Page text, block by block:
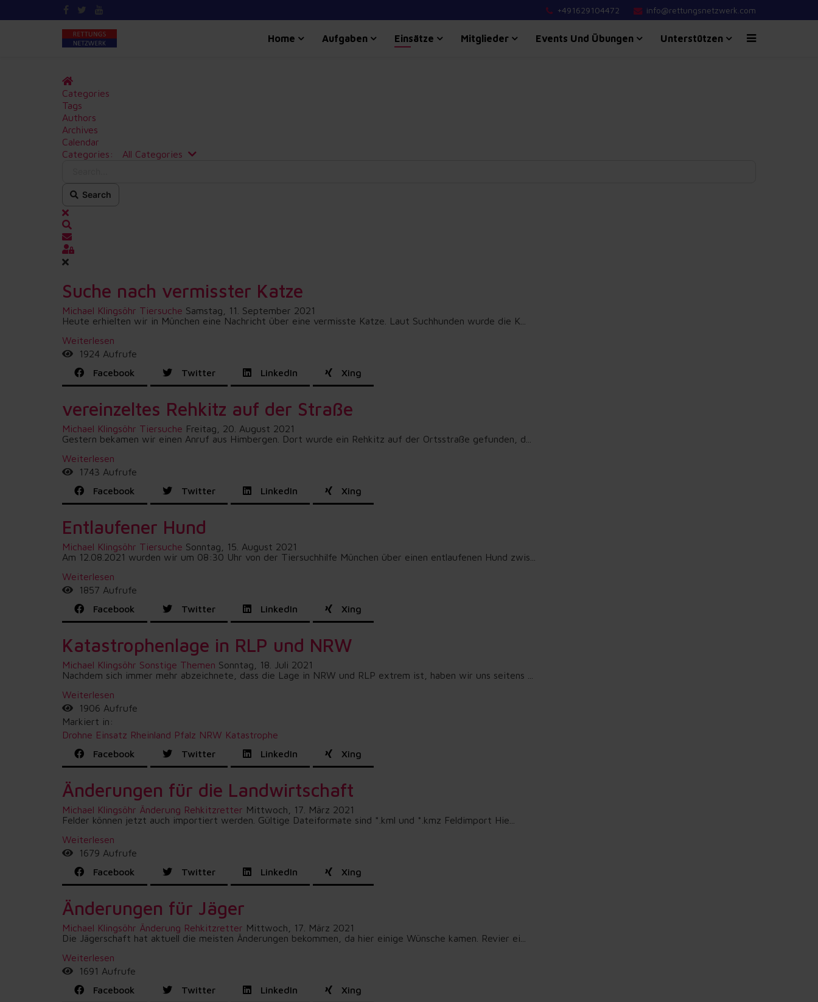
+491629104472 info@rettungsnetzwerk.com
Home Aufgaben Einsätze Mitglieder Events Und Übungen Unterstützen
Home
Categories
Tags
Authors
Archives
Calendar
Categories:
All Categories Search...
Search
x
Updates abonnieren
Sign In
Suche nach vermisster Katze
Michael Klingsöhr Tiersuche Samstag, 11. September 2021
Heute erhielten wir in München eine Nachricht über eine vermisste Katze. Laut Suchhunden wurde die K...
Weiterlesen
1924 Aufrufe
Facebook
Twitter LinkedIn Xing
vereinzeltes Rehkitz auf der Straße
Michael Klingsöhr Tiersuche Freitag, 20. August 2021
Gestern bekamen wir einen Anruf aus Himbergen. Dort wurde ein Rehkitz auf der Ortsstraße gefunden, d...
Weiterlesen
1743 Aufrufe
Facebook
Twitter LinkedIn Xing
Entlaufener Hund
Michael Klingsöhr Tiersuche Sonntag, 15. August 2021
Am 12.08.2021 wurden wir um 08:30 Uhr von der Tiersuchhilfe München über einen entlaufenen Hund zwis...
Weiterlesen
1857 Aufrufe
Facebook
Twitter LinkedIn Xing
Katastrophenlage in RLP und NRW
Michael Klingsöhr Sonstige Themen Sonntag, 18. Juli 2021
Nachdem sich immer mehr abzeichnete, dass die Lage in NRW und RLP extrem ist, haben wir uns seitens ...
Weiterlesen
1906 Aufrufe
Markiert in:
Drohne Einsatz Rheinland Pfalz NRW Katastrophe
Facebook
Twitter LinkedIn Xing
Änderungen für die Landwirtschaft
Michael Klingsöhr Änderung Rehkitzretter Mittwoch, 17. März 2021
Felder können jetzt auch importiert werden. Gültige Dateiformate sind *.kml und *.kmz Feldimport Hie...
Weiterlesen
1679 Aufrufe
Facebook
Twitter LinkedIn Xing
Änderungen für Jäger
Michael Klingsöhr Änderung Rehkitzretter Mittwoch, 17. März 2021
Die Jägerschaft hat aktuell die meisten Änderungen bekommen, da hier einige Wünsche kamen. Revier ei...
Weiterlesen
1691 Aufrufe
Facebook
Twitter LinkedIn Xing